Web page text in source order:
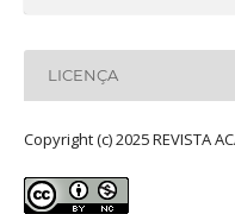
LICENÇA
Copyright (c) 2025 REVISTA